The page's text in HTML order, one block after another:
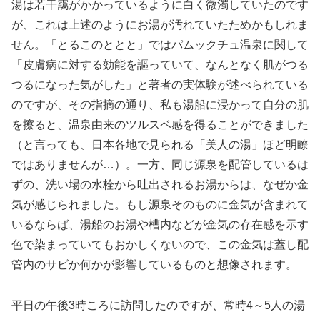
湯は若干靄がかかっているように白く微濁していたのです
が、これは上述のようにお湯が汚れていたためかもしれま
せん。「とるこのととと」ではパムックチュ温泉に関して
「皮膚病に対する効能を謳っていて、なんとなく肌がつる
つるになった気がした」と著者の実体験が述べられている
のですが、その指摘の通り、私も湯船に浸かって自分の肌
を擦ると、温泉由来のツルスベ感を得ることができました
（と言っても、日本各地で見られる「美人の湯」ほど明瞭
ではありませんが…）。一方、同じ源泉を配管しているは
ずの、洗い場の水栓から吐出されるお湯からは、なぜか金
気が感じられました。もし源泉そのものに金気が含まれて
いるならば、湯船のお湯や槽内などが金気の存在感を示す
色で染まっていてもおかしくないので、この金気は蓋し配
管内のサビか何かが影響しているものと想像されます。
平日の午後3時ころに訪問したのですが、常時4～5人の湯